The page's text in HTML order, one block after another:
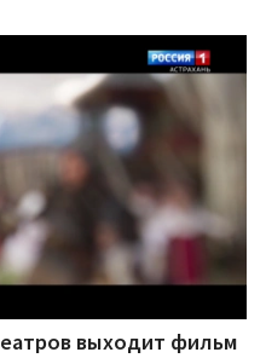
выходит фильм